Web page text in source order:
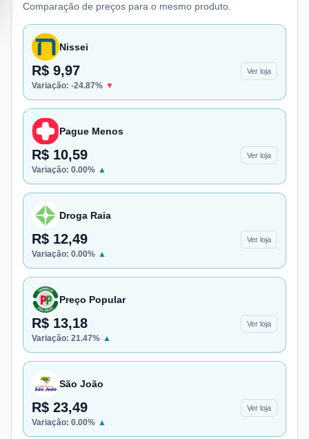
Comparação de preços para o mesmo produto.
Nissei
R$ 9,97 Ver loja
Variação: -24.87% ▼
Pague Menos
R$ 10,59 Ver loja
Variação: 0.00% ▲
Droga Raia
R$ 12,49 Ver loja
Variação: 0.00% ▲
Preço Popular
R$ 13,18 Ver loja
Variação: 21.47% ▲
São João
R$ 23,49 Ver loja
Variação: 0.00% ▲